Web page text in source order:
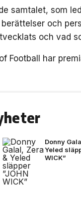
samtalet, som
och
och vad
Football har
Donny
Yeled
WICK”